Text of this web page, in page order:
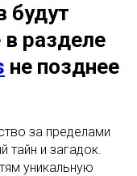
будут
разделе
не позднее
за пределами
тайн и загадок.
уникальную